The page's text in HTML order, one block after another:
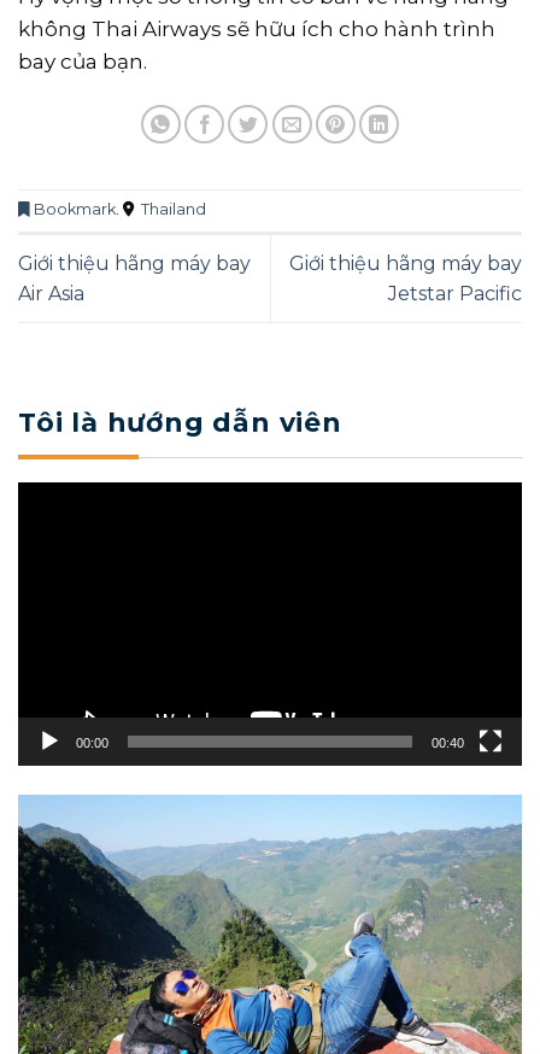
không Thai Airways sẽ hữu ích cho hành trình
bay của bạn.
Bookmark. Thailand
Giới thiệu hãng máy bay
Air Asia
Giới thiệu hãng máy bay
Jetstar Pacific
Tôi là hướng dẫn viên
00:00 00:40